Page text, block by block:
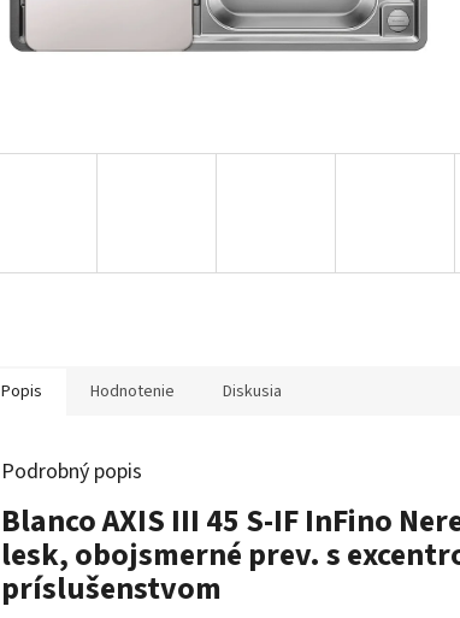
Popis Hodnotenie Diskusia
Podrobný popis
Blanco AXIS III 45 S-IF InFino
lesk, obojsmerné prev. s
príslušenstvom